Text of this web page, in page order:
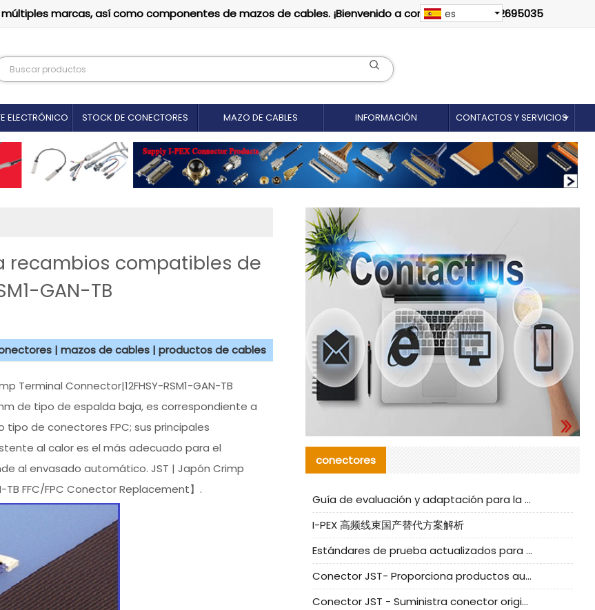
marcas, así como componentes de mazos de cables. ¡Bienvenido a contactarnos: 18012695035
es
ELECTRÓNICO STOCK DE CONECTORES MAZO DE CABLES INFORMACIÓN CONTACTOS Y SERVICIOS
recambios compatibles de
GAN-TB
| mazos de cables | productos de cables
Connector|12FHSY-RSM1-GAN-TB
de tipo de espalda baja, es correspondiente a
tipo de conectores FPC; sus principales
al calor es el más adecuado para el
al envasado automático. JST | Japón Crimp
TB FFC/FPC Conector Replacement】.
conectores
Guía de evaluación y adaptación para la producción en serie de componentes de cables nacionales para CNC Tech
I-PEX 高频线束国产替代方案解析
Estándares de prueba actualizados para conectores nacionales bajo la referencia de CLIFF
Conector JST- Proporciona productos auténticos y alternativos del conector JST NSHR-02V-S
Conector JST - Suministra conector original JST GHR-09V-S | productos alternativos